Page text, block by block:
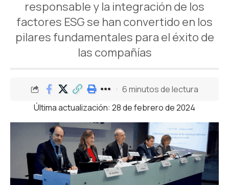
responsable y la integración de los
factores ESG se han convertido en los
pilares fundamentales para el éxito de
las compañías
Última actualización: 28 de febrero de 2024
6 minutos de lectura